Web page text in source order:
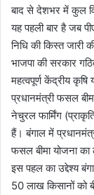
बाद से देशभर में कुल
यह पहली बार है जब
निधि की किस्त जारी
भाजपा की सरकार
महत्वपूर्ण केंद्रीय
प्रधानमंत्री फसल
नेचुरल फार्मिंग
हैं। बंगाल में
फसल बीमा योजना
इस पहल का उद्देश्य
50 लाख किसानों को